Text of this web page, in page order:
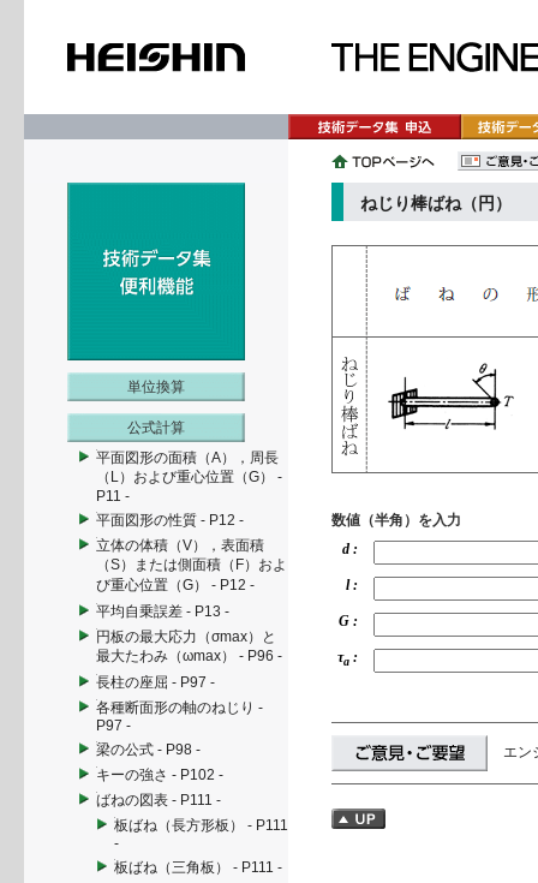
単位換算
公式計算
平面図形の面積（A），周長
（L）および重心位置（G） -
P11 -
平面図形の性質 - P12 -
立体の体積（V），表面積
（S）または側面積（F）およ
び重心位置（G） - P12 -
平均自乗誤差 - P13 -
円板の最大応力（σmax）と
最大たわみ（ωmax） - P96 -
長柱の座屈 - P97 -
各種断面形の軸のねじり -
P97 -
梁の公式 - P98 -
キーの強さ - P102 -
ばねの図表 - P111 -
板ばね（長方形板） - P111
-
板ばね（三角板） - P111 -
ねじり棒ばね（円）
数値（半角）を入力
d :
l :
G :
τa :
エン